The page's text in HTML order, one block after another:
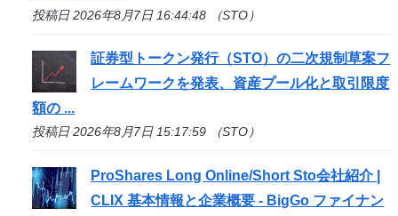
投稿日 2026年8月7日 16:44:48 （STO）
証券型トークン発行（STO）の二次規制草案フ
レームワークを発表、資産プール化と取引限度
額の ...
投稿日 2026年8月7日 15:17:59 （STO）
ProShares Long Online/ShortSto会社紹介 |
CLIX 基本情報と企業概要 - BigGo ファイナン